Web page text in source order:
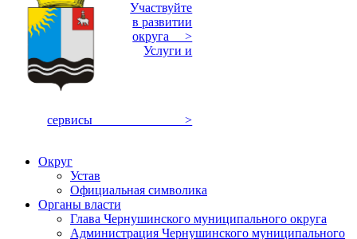
Участвуйте
в развитии
округа >
Услуги и
сервисы >
Округ
Устав
Официальная символика
Органы власти
Глава Чернушинского муниципального округа
Администрация Чернушинского муниципального